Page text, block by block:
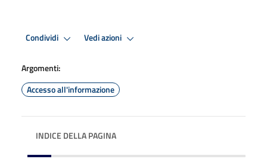
Condividi Vedi azioni
Argomenti:
Accesso all'informazione
INDICE DELLA PAGINA